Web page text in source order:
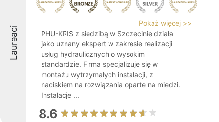
Laureaci
Pokaż więcej >>
PHU-KRIS z siedzibą w Szczecinie działa
jako uznany ekspert w zakresie realizacji
usług hydraulicznych o wysokim
standardzie. Firma specjalizuje się w
montażu wytrzymałych instalacji, z
naciskiem na rozwiązania oparte na miedzi.
Instalacje ...
8.6